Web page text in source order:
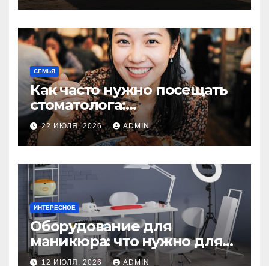
СЕМЬЯ
Как часто нужно посещать
стоматолога:
рекомендации для
здоровья зубов
22 ИЮЛЯ, 2026 ADMIN
ИНТЕРЕСНОЕ
Оборудование для
маникюра: что нужно для
идеального маникюра
12 ИЮЛЯ, 2026 ADMIN